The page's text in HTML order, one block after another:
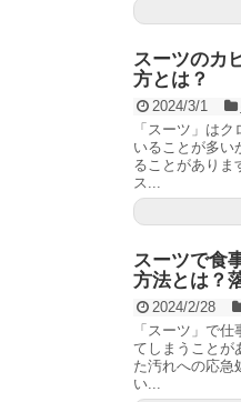
スーツのカ
方とは？
2024/3/1
「スーツ」は
いることが多い
ることがありま
ス...
スーツで食
方法とは？
2024/2/28
「スーツ」で
てしまうことが
た汚れへの応急
い...